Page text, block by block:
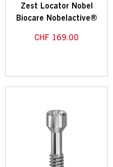
Zest Locator Nobel
Biocare Nobelactive®
CHF 169.00